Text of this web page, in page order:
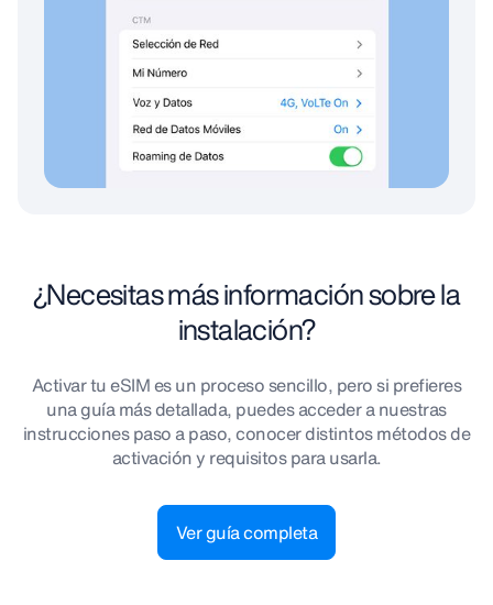
¿Necesitas más información sobre la
instalación?
Activar tu eSIM es un proceso sencillo, pero si prefieres
una guía más detallada, puedes acceder a nuestras
instrucciones paso a paso, conocer distintos métodos de
activación y requisitos para usarla.
Ver guía completa